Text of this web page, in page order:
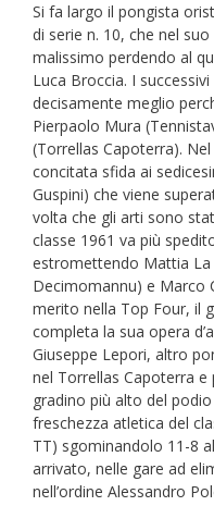
Si fa largo il pongista
di serie n. 10, che nel
malissimo perdendo al
Luca Broccia. I
decisamente meglio
Pierpaolo Mura
(Torrellas Capoterra).
concitata sfida ai
Guspini) che viene
volta che gli arti sono
classe 1961 va più
estromettendo Mattia La
Decimomannu) e Marco
merito nella Top Four, il
completa la sua opera
Giuseppe Lepori, altro
nel Torrellas Capoterra
gradino più alto del
freschezza atletica del
TT) sgominandolo 11-8
arrivato, nelle gare ad
nell’ordine Alessandro